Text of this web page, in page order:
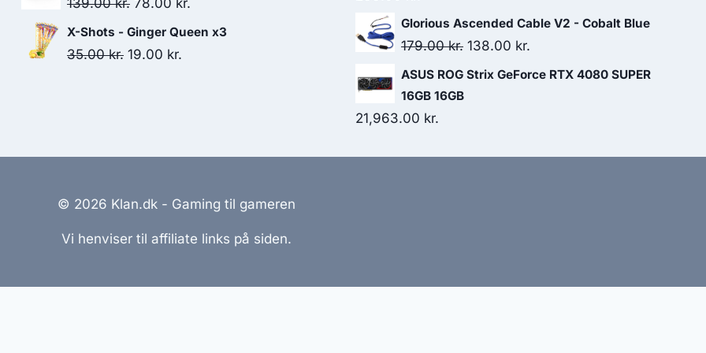
139.00kr.
price
was:
78.00 kr.
price
X-Shots - Ginger Queen x3
35.00kr. Original
19.00 kr.
Glorious Ascended Cable V2 - Cobalt Blue
179.00kr. Original
price
138.00 kr.
price
ASUS ROG Strix GeForce RTX 4080 SUPER
16GB 16GB
21,963.00 kr.
© 2026 Klan.dk - Gaming til gameren
Vi henviser til affiliate links på siden.